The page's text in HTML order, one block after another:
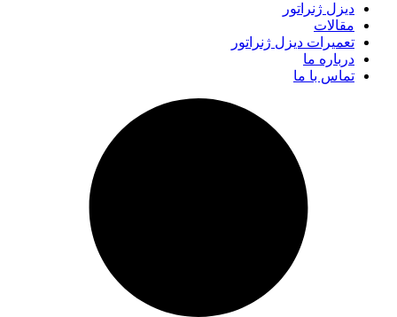
دیزل ژنراتور
مقالات
تعمیرات دیزل ژنراتور
درباره ما
تماس با ما